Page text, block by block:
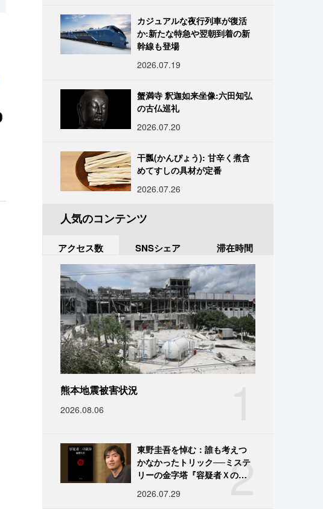
カジュアルな夜行列車が復活
か:新たな特急や翌朝到着の新
幹線も登場
2026.07.19
蟹満寺 釈迦如来坐像:六田知弘
の古仏巡礼
2026.07.20
干瓢(かんぴょう): 甘辛く煮含
めてすしの具材が定番
2026.07.26
人気のコンテンツ
アクセス数 SNSシェア 滞在時間
熊本地震被害状況
2026.08.06
2
東野圭吾を悼む：誰も考えつ
かなかったトリック──ミステ
リーの金字塔『容疑者Ｘの献
2026.07.29